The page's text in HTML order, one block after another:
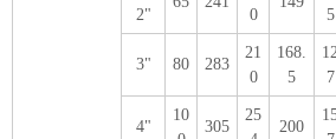
2"
0
5
3" 80 283
21
0
168.
5
12
7
4"
10
305
25
200